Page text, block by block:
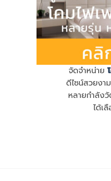
จัดจำหน่าย
ดีไซน์สวยงา
หลายกำลัง
ได้เ